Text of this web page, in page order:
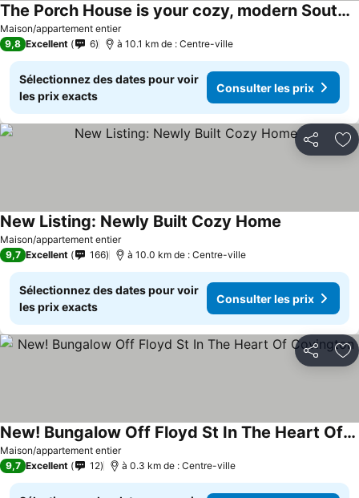
Maison/appartement entier
The Porch House is your cozy, modern Southern retreat in Covington
Consulter les prix
9,8 Excellent 6 à 10.1 km de : Centre-ville
Sélectionnez des dates pour voir
les prix exacts
Consulter les prix
Partager
Maison/appartement entier
New Listing: Newly Built Cozy Home
9,7 Excellent 166 à 10.0 km de : Centre-ville
Sélectionnez des dates pour voir
les prix exacts
Consulter les prix
Partager
Maison/appartement entier
New! Bungalow Off Floyd St In The Heart Of Covington
Consulter les prix
9,7 Excellent 12 à 0.3 km de : Centre-ville